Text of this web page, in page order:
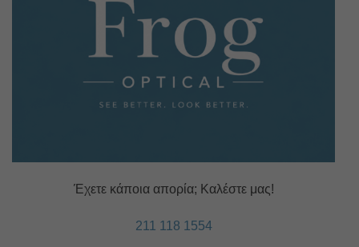
Έχετε κάποια απορία; Καλέστε μας!
211 118 1554